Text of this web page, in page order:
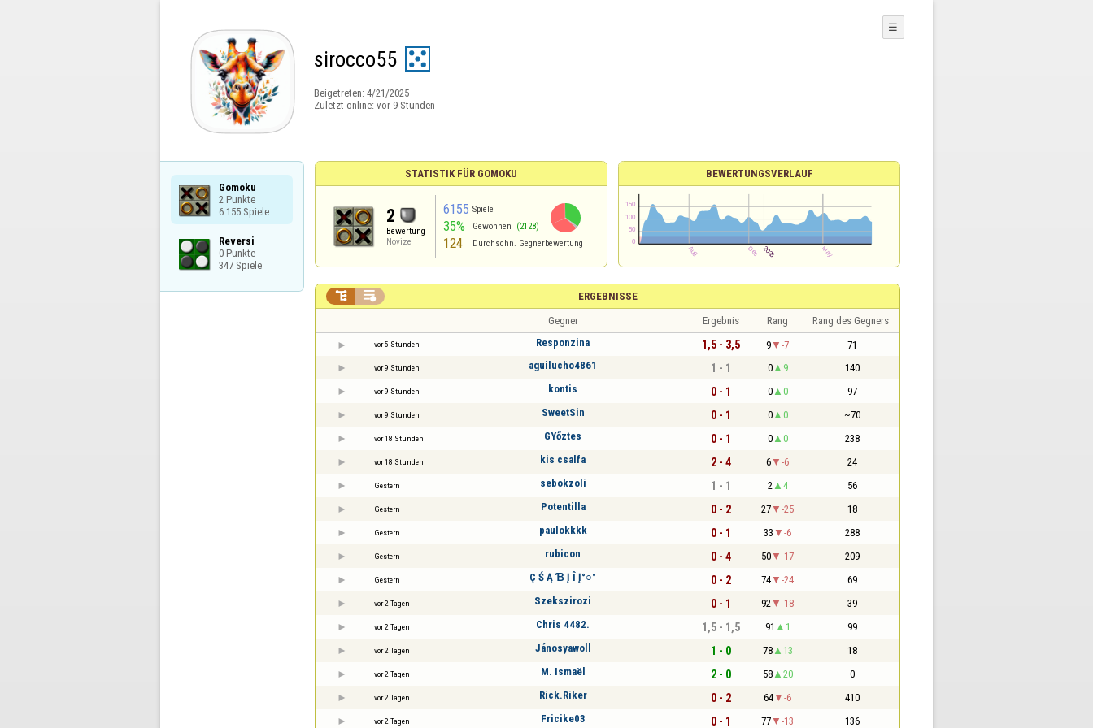
sirocco55
Beigetreten: 4/21/2025
Zuletzt online: vor 9 Stunden
☰
Gomoku
2 Punkte
6.155 Spiele
Reversi
0 Punkte
347 Spiele
STATISTIK FÜR GOMOKU
2
Bewertung
Novize
6155 Spiele
35% Gewonnen (2128)
124 Durchschn. Gegnerbewertung
BEWERTUNGSVERLAUF
ERGEBNISSE
 
Gegner Ergebnis Rang Rang des Gegners
vor 5 Stunden Responzina 1,5 - 3,5 9 -7 71
vor 9 Stunden aguilucho4861 1 - 1 0 9 140
vor 9 Stunden kontis 0 - 1 0 0 97
vor 9 Stunden SweetSin 0 - 1 0 0 ~70
vor 18 Stunden GYőztes 0 - 1 0 0 238
vor 18 Stunden kis csalfa 2 - 4 6 -6 24
Gestern sebokzoli 1 - 1 2 4 56
Gestern Potentilla 0 - 2 27 -25 18
Gestern paulokkkk 0 - 1 33 -6 288
Gestern rubicon 0 - 4 50 -17 209
Gestern Ç Ś Ą Ɓ Į Î Į°○° 0 - 2 74 -24 69
vor 2 Tagen Szekszirozi 0 - 1 92 -18 39
vor 2 Tagen Chris 4482. 1,5 - 1,5 91 1 99
vor 2 Tagen Jánosyawoll 1 - 0 78 13 18
vor 2 Tagen M. Ismaël 2 - 0 58 20 0
vor 2 Tagen Rick.Riker 0 - 2 64 -6 410
vor 2 Tagen Fricike03 0 - 1 77 -13 136